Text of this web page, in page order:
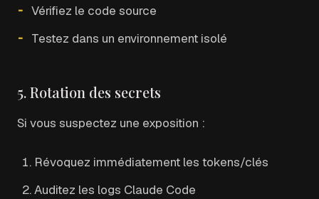
Vérifiez le code source
Testez dans un environnement isolé
5. Rotation des secrets
Si vous suspectez une exposition :
Révoquez immédiatement les tokens/clés
Auditez les logs Claude Code